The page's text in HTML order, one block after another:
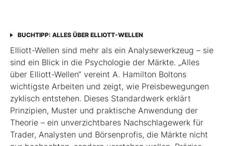
BUCHTIPP: ALLES ÜBER ELLIOTT-WELLEN
Elliott-Wellen sind mehr als ein Analysewerkzeug – sie
sind ein Blick in die Psychologie der Märkte. „Alles
über Elliott-Wellen“ vereint A. Hamilton Boltons
wichtigste Arbeiten und zeigt, wie Preisbewegungen
zyklisch entstehen. Dieses Standardwerk erklärt
Prinzipien, Muster und praktische Anwendung der
Theorie – ein unverzichtbares Nachschlagewerk für
Trader, Analysten und Börsenprofis, die Märkte nicht